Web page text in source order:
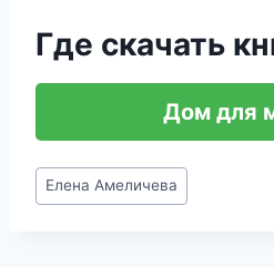
Где скачать
Дом для
Метки
записи:
Елена Амеличева